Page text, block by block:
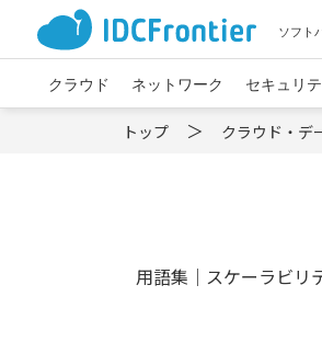
ソフト
クラウド ネットワーク セキュリ
トップ クラウド・デ
用語集｜スケーラビリ